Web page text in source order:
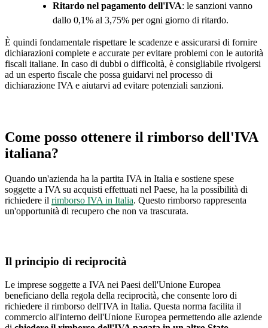
Ritardo nel pagamento dell'IVA: le sanzioni vanno
dallo 0,1% al 3,75% per ogni giorno di ritardo.
È quindi fondamentale rispettare le scadenze e assicurarsi di fornire
dichiarazioni complete e accurate per evitare problemi con le autorità
fiscali italiane. In caso di dubbi o difficoltà, è consigliabile rivolgersi
ad un esperto fiscale che possa guidarvi nel processo di
dichiarazione IVA e aiutarvi ad evitare potenziali sanzioni.
Come posso ottenere il rimborso dell'IVA
italiana?
Quando un'azienda ha la partita IVA in Italia e sostiene spese
soggette a IVA su acquisti effettuati nel Paese, ha la possibilità di
richiedere il rimborso IVA in Italia. Questo rimborso rappresenta
un'opportunità di recupero che non va trascurata.
Il principio di reciprocità
Le imprese soggette a IVA nei Paesi dell'Unione Europea
beneficiano della regola della reciprocità, che consente loro di
richiedere il rimborso dell'IVA in Italia. Questa norma facilita il
commercio all'interno dell'Unione Europea permettendo alle aziende